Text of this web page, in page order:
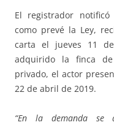
El registrador
como prevé la Ley,
carta el jueves 11
adquirido la finca
privado, el actor
22 de abril de 2019.
“En la demanda se